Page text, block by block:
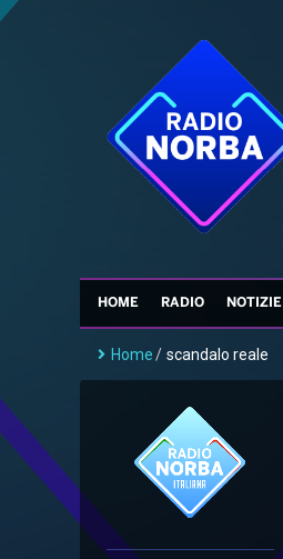
HOME RADIO NOTIZIE
Home/ scandalo reale